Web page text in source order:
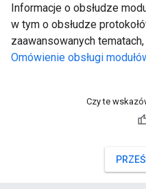
Informacje o obsłudze
w tym o obsłudze
zaawansowanych
Omówienie obsługi
Czy te